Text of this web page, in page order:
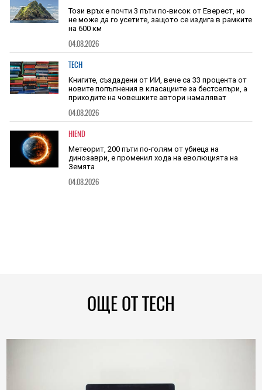
Този връх е почти 3 пъти по-висок от Еверест, но
не може да го усетите, защото се издига в рамките
на 600 км
04.08.2026
TECH
Книгите, създадени от ИИ, вече са 33 процента от
новите попълнения в класациите за бестселъри, а
приходите на човешките автори намаляват
04.08.2026
HIEND
Метеорит, 200 пъти по-голям от убиеца на
динозаври, е променил хода на еволюцията на
Земята
04.08.2026
ОЩЕ ОТ TECH